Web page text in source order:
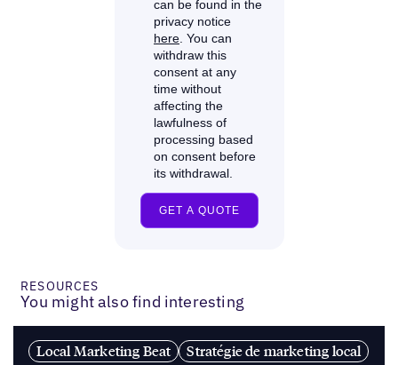
RESOURCES
You might also find interesting
Local Marketing Beat Stratégie de marketing local